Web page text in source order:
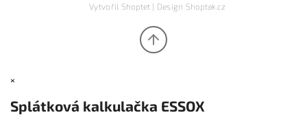
Vytvořil Shoptet| Design Shoptak.cz
×
Splátková kalkulačka ESSOX